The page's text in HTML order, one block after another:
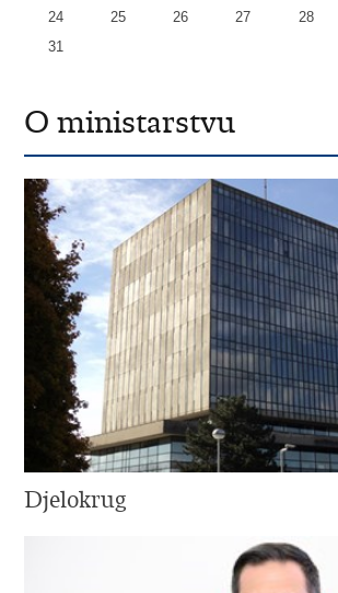
24
25 26 27 28
31
O ministarstvu
Djelokrug